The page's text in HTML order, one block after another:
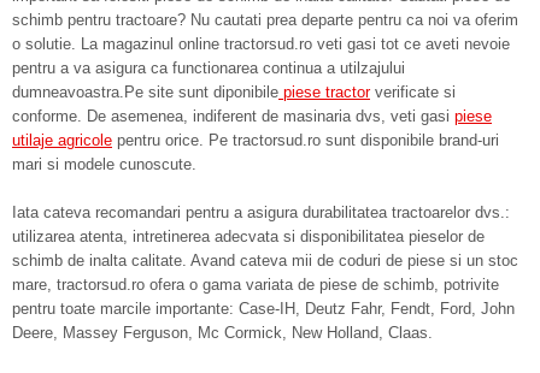
schimb pentru tractoare? Nu cautati prea departe pentru ca noi va oferim
o solutie. La magazinul online tractorsud.ro veti gasi tot ce aveti nevoie
pentru a va asigura ca functionarea continua a utilzajului
dumneavoastra.Pe site sunt diponibile piese tractorverificate si
conforme. De asemenea, indiferent de masinaria dvs, veti gasi piese
utilaje agricole pentru orice. Pe tractorsud.ro sunt disponibile brand-uri
mari si modele cunoscute.
Iata cateva recomandari pentru a asigura durabilitatea tractoarelor dvs.:
utilizarea atenta, intretinerea adecvata si disponibilitatea pieselor de
schimb de inalta calitate. Avand cateva mii de coduri de piese si un stoc
mare, tractorsud.ro ofera o gama variata de piese de schimb, potrivite
pentru toate marcile importante: Case-IH, Deutz Fahr, Fendt, Ford, John
Deere, Massey Ferguson, Mc Cormick, New Holland, Claas.